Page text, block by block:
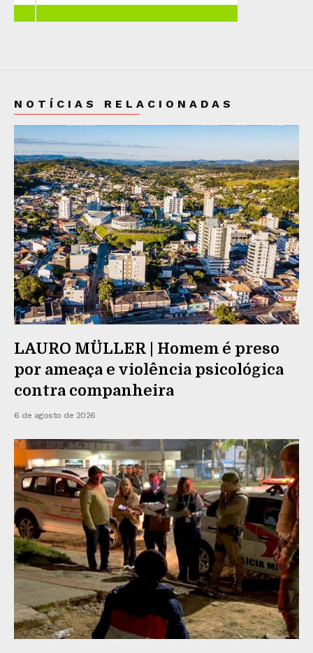
NOTÍCIAS RELACIONADAS
LAURO MÜLLER | Homem é preso
por ameaça e violência psicológica
contra companheira
6 de agosto de 2026